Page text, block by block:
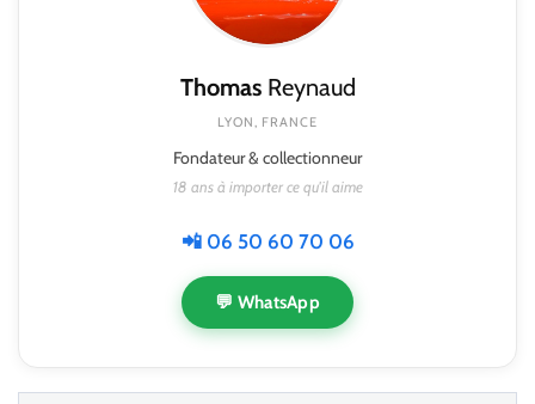
ThomasReynaud
LYON, FRANCE
Fondateur & collectionneur
18 ans à importer ce qu'il aime
📲 06 50 60 70 06
💬 WhatsApp